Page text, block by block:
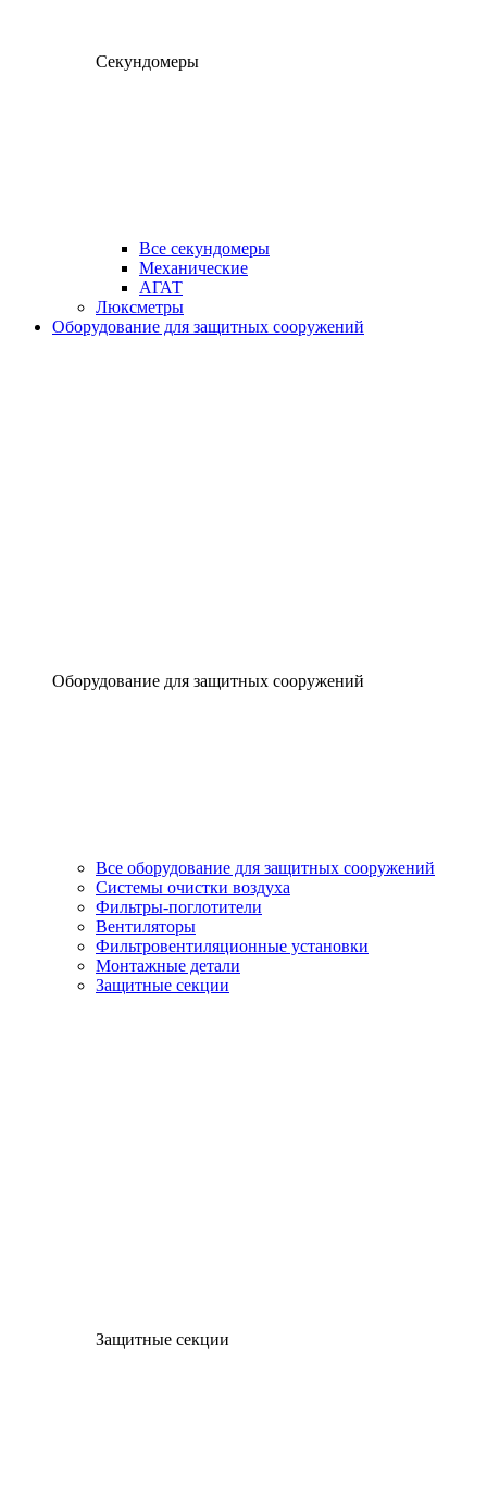
Секундомеры
Все секундомеры
Механические
АГАТ
Люксметры
Оборудование для защитных сооружений
Оборудование для защитных сооружений
Все оборудование для защитных сооружений
Системы очистки воздуха
Фильтры-поглотители
Вентиляторы
Фильтровентиляционные установки
Монтажные детали
Защитные секции
Защитные секции